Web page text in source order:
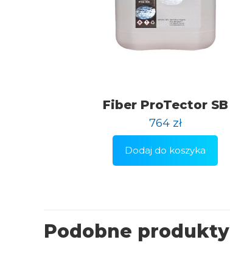
Fiber ProTector SB
764 zł
Dodaj do koszyka
Podobne produkty